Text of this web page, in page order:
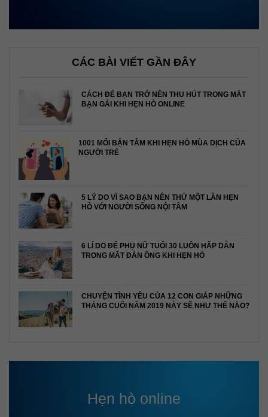
CÁC BÀI VIẾT GẦN ĐÂY
CÁCH ĐỂ BẠN TRỞ NÊN THU HÚT TRONG MẮT
BẠN GÁI KHI HẸN HÒ ONLINE
1001 MỐI BẬN TÂM KHI HẸN HÒ MÙA DỊCH CỦA
NGƯỜI TRẺ
5 LÝ DO VÌ SAO BẠN NÊN THỬ MỘT LẦN HẸN
HÒ VỚI NGƯỜI SỐNG NỘI TÂM
6 LÍ DO ĐỂ PHỤ NỮ TUỔI 30 LUÔN HẤP DẪN
TRONG MẮT ĐÀN ÔNG KHI HẸN HÒ
CHUYỆN TÌNH YÊU CỦA 12 CON GIÁP NHỮNG
THÁNG CUỐI NĂM 2019 NÀY SẼ NHƯ THẾ NÀO?
Hẹn hò online